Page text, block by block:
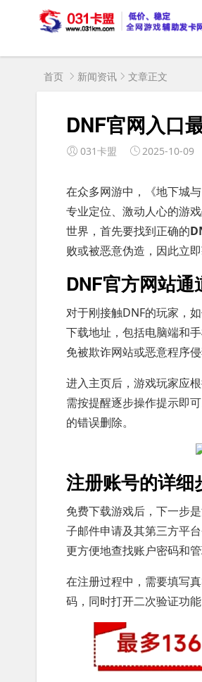
首页 新闻资讯 文章正文
DNF官网入口
031卡盟 2025-10-09
在众多网游中，《地下城
专业定位、激动人心的游
世界，首先要找到正确的
败或被恶意伪造，因此立
DNF官方网站
对于刚接触DNF的玩家，
下载地址，包括电脑端和
免被欺诈网站或恶意程序侵
进入主页后，游戏玩家应
需按提醒逐步操作提示即
的错误删除。
注册账号的详细
免费下载游戏后，下一步
子邮件申请及其第三方平
更方便地查找账户密码和管
在注册过程中，需要填写
码，同时打开二次验证功